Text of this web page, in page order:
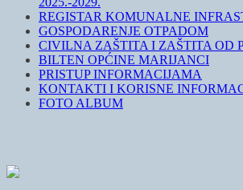
REGISTAR KOMUNALNE
GOSPODARENJE OTPADOM
CIVILNA ZAŠTITA I ZAŠTITA OD
BILTEN OPĆINE MARIJANCI
PRISTUP INFORMACIJAMA
KONTAKTI I KORISNE
FOTO ALBUM